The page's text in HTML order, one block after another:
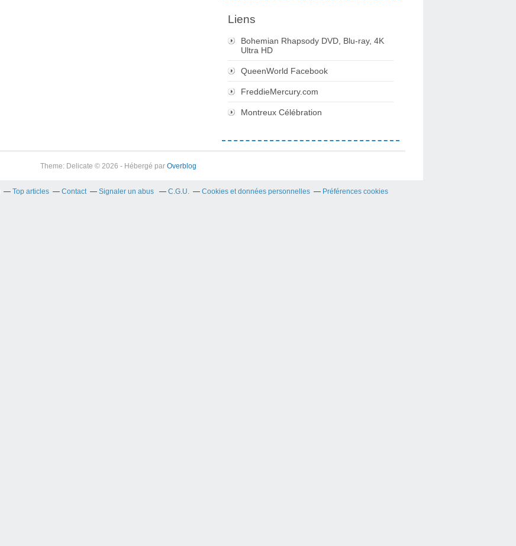
Liens
Bohemian Rhapsody DVD, Blu-ray, 4K
Ultra HD
QueenWorld Facebook
FreddieMercury.com
Montreux Célébration
Theme: Delicate © 2026 - Hébergé par Overblog
Top articles Contact Signaler un abus C.G.U. Cookies et données personnelles Préférences cookies